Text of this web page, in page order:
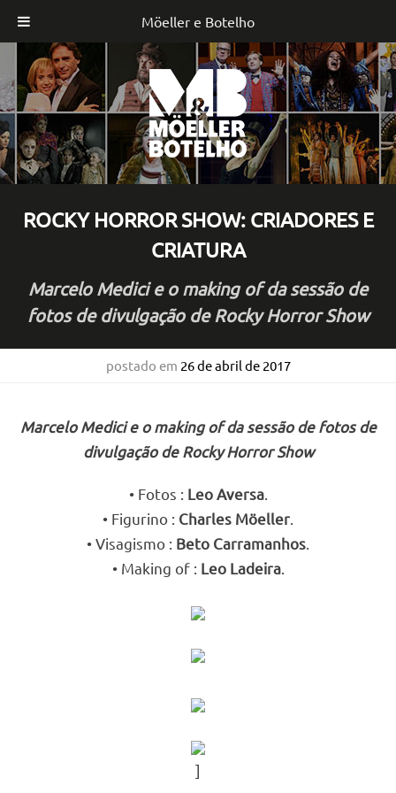
Möeller e Botelho
Skip
to
content
ROCKY HORROR SHOW: CRIADORES E
CRIATURA
Marcelo Medici e o making of da sessão de
fotos de divulgação de Rocky Horror Show
postado em 26 de abril de 2017
Marcelo Medici e o making of da sessão de fotos de
divulgação de Rocky Horror Show
• Fotos : Leo Aversa.
• Figurino : Charles Möeller
• Visagismo : Beto Carramanhos
• Making of : Leo Ladeira.
]